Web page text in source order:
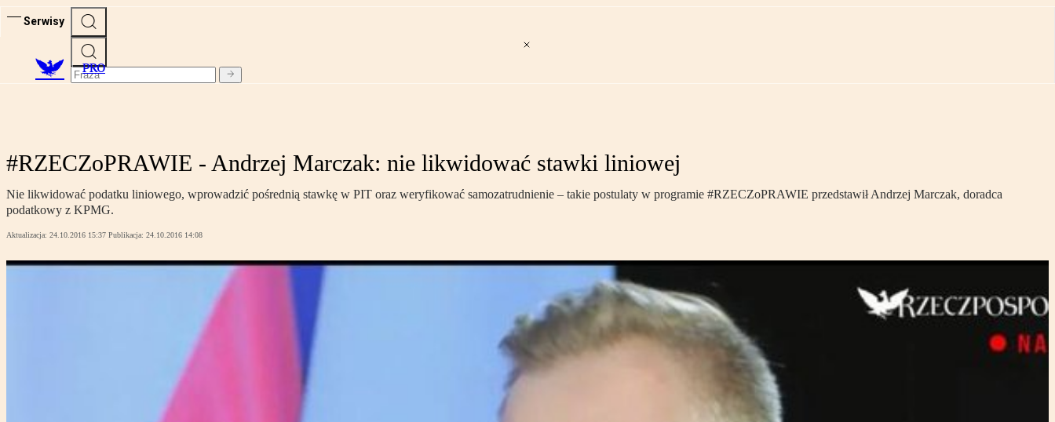
Serwisy
PRO
#RZECZoPRAWIE - Andrzej Marczak: nie likwidować stawki liniowej
Nie likwidować podatku liniowego, wprowadzić pośrednią stawkę w PIT oraz weryfikować samozatrudnienie – takie postulaty w programie #RZECZoPRAWIE przedstawił Andrzej Marczak, doradca
podatkowy z KPMG.
Aktualizacja: 24.10.2016 15:37 Publikacja: 24.10.2016 14:08